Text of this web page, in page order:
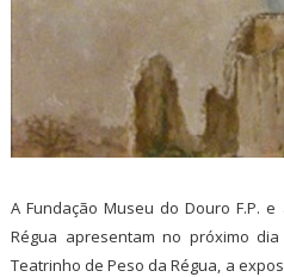
A Fundação Museu do Douro F.P.
Régua apresentam no próximo
Teatrinho de Peso da Régua, a